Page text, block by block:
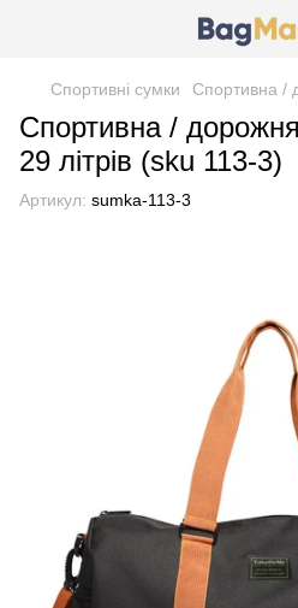
Спортивні сумки Спортивна /
Спортивна /
29 літрів (sku 113-3)
Артикул: sumka-113-3